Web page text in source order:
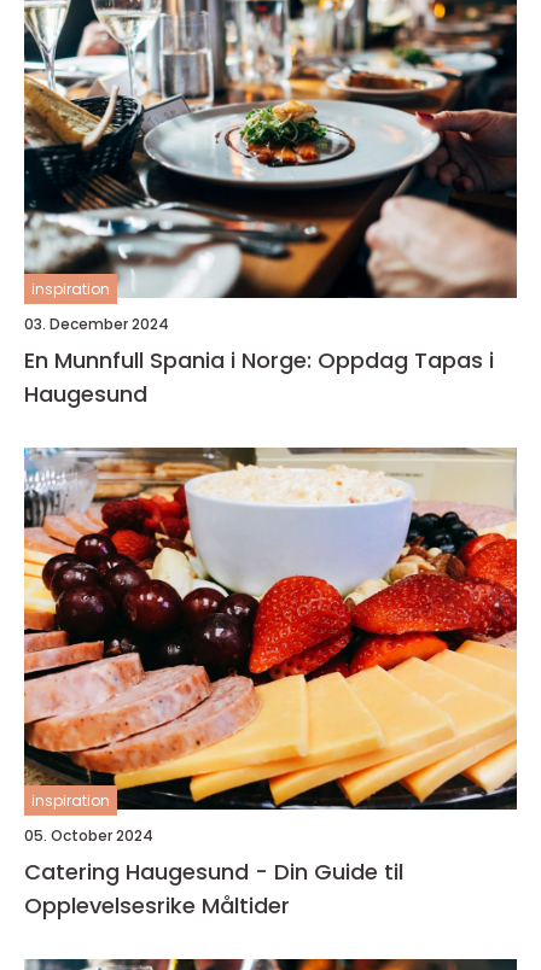
inspiration
03. December 2024
En Munnfull Spania i Norge: Oppdag Tapas i
Haugesund
inspiration
05. October 2024
Catering Haugesund - Din Guide til
Opplevelsesrike Måltider